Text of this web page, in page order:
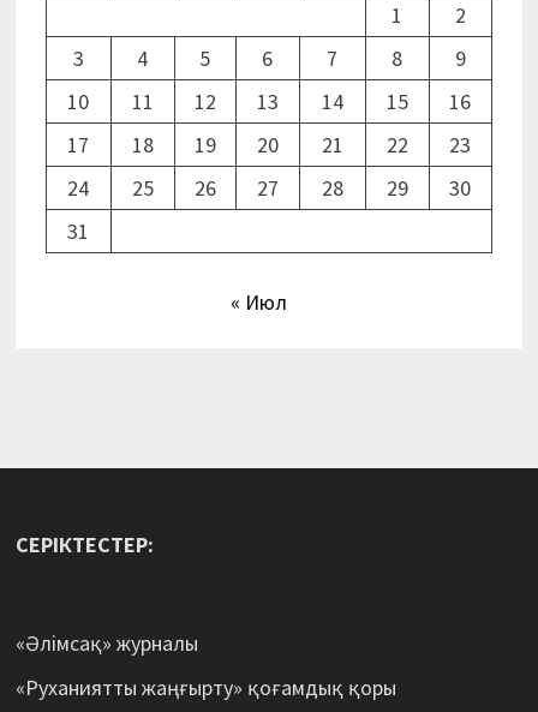
1
2
3
4 5 6 7 8
9
10
11 12 13 14 15
16
17
18 19 20 21 22
23
24
25 26 27 28 29
30
31
« Июл
СЕРІКТЕСТЕР:
«Әлімсақ» журналы
«Руханиятты жаңғырту» қоғамдық қоры